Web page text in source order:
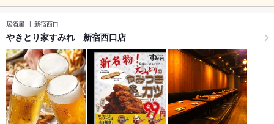
居酒屋 新宿西口
やきとり家すみれ 新宿西口店